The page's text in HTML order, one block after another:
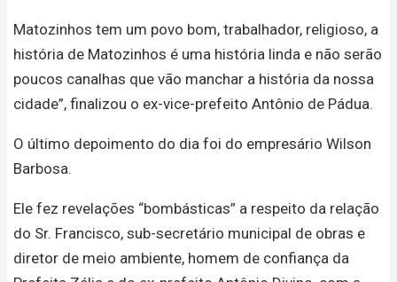
Matozinhos tem um povo bom, trabalhador, religioso, a
história de Matozinhos é uma história linda e não serão
poucos canalhas que vão manchar a história da nossa
cidade”, finalizou o ex-vice-prefeito Antônio de Pádua.
O último depoimento do dia foi do empresário Wilson
Barbosa.
Ele fez revelações “bombásticas” a respeito da relação
do Sr. Francisco, sub-secretário municipal de obras e
diretor de meio ambiente, homem de confiança da